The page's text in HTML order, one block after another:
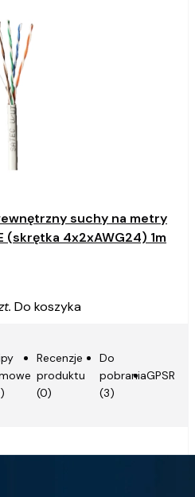
suchy na metry
(skrętka 4x2xAWG24) 1m
Do koszyka
Do
pobrania
(3)
GPSR
Recenzje
produktu
(0)